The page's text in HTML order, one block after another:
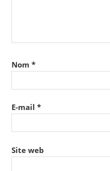
Nom *
E-mail *
Site web